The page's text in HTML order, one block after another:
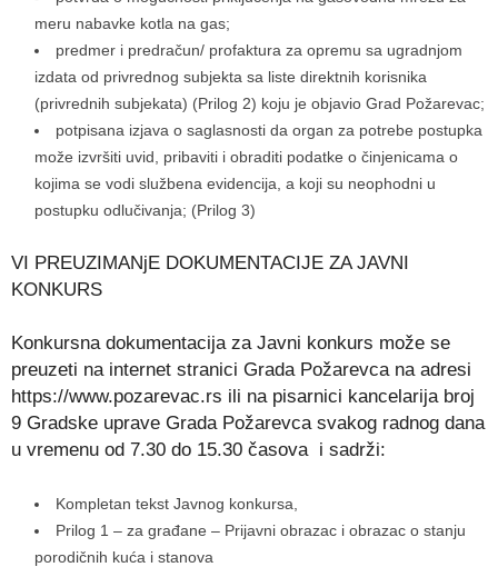
meru nabavke kotla na gas;
predmer i predračun/ profaktura za opremu sa ugradnjom
izdata od privrednog subjekta sa liste direktnih korisnika
(privrednih subjekata) (Prilog 2) koju je objavio Grad Požarevac;
potpisana izjava o saglasnosti da organ za potrebe postupka
može izvršiti uvid, pribaviti i obraditi podatke o činjenicama o
kojima se vodi službena evidencija, a koji su neophodni u
postupku odlučivanja; (Prilog 3)
VI PREUZIMANjE DOKUMENTACIJE ZA JAVNI
KONKURS
Konkursna dokumentacija za Javni konkurs može se
preuzeti na internet stranici Grada Požarevca na adresi
https://www.pozarevac.rs ili na pisarnici kancelarija broj
9 Gradske uprave Grada Požarevca svakog radnog dana
u vremenu od 7.30 do 15.30 časova i sadrži:
Kompletan tekst Javnog konkursa,
Prilog 1 – za građane – Prijavni obrazac i obrazac o stanju
porodičnih kuća i stanova